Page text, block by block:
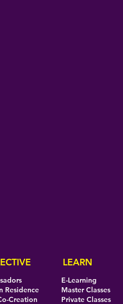
Residence
Creation
LEARN
E-Learning
Master Classes
Private Classes